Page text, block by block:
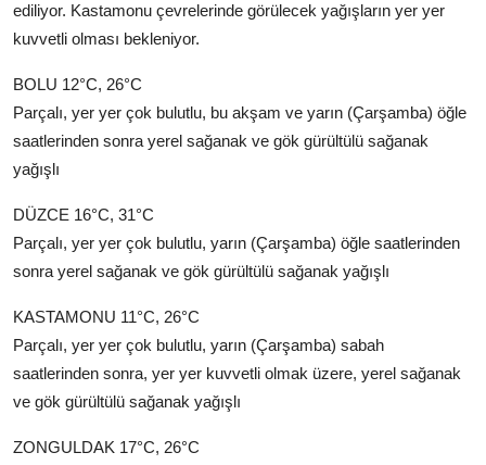
ediliyor. Kastamonu çevrelerinde görülecek yağışların yer yer
kuvvetli olması bekleniyor.
BOLU 12°C, 26°C
Parçalı, yer yer çok bulutlu, bu akşam ve yarın (Çarşamba) öğle
saatlerinden sonra yerel sağanak ve gök gürültülü sağanak
yağışlı
DÜZCE 16°C, 31°C
Parçalı, yer yer çok bulutlu, yarın (Çarşamba) öğle saatlerinden
sonra yerel sağanak ve gök gürültülü sağanak yağışlı
KASTAMONU 11°C, 26°C
Parçalı, yer yer çok bulutlu, yarın (Çarşamba) sabah
saatlerinden sonra, yer yer kuvvetli olmak üzere, yerel sağanak
ve gök gürültülü sağanak yağışlı
ZONGULDAK 17°C, 26°C